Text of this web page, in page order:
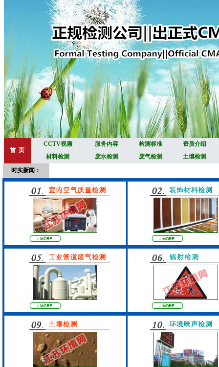
首 页
CCTV视频 服务内容 检测标准
资质介绍
材料检测
废水检测 废气检测
土壤检测
时实新闻：
1.南京室内空气检测中心
2.苏州室内空气检测中心
3.常州室内空气检测中心
4.无锡室内空气检测中心
5.扬州室内空气检测中心
6.徐州室内空气检测中心
7.连云港室内空气检测中心
8.盐城室内空气检测中心
9.淮安室内空气检测中心
10.宿迁室内空气检测中心